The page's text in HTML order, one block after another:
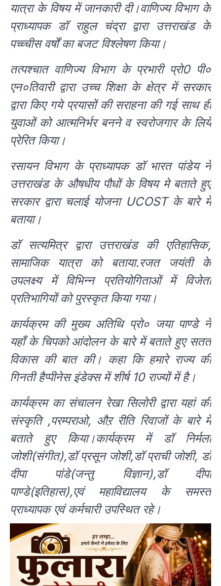
यात्रा के विषय में जानकारी दी।वाणिज्य विभाग के
प्राध्यापक डॉ राहुल चंद्रा द्वारा उत्तराखंड के
पच्च्चीस वर्षों का बजट विश्लेषण किया।
तत्पश्चात वाणिज्य विभाग के प्रभारी प्रो0 पी०
एन०तिवारी द्वारा उच्च शिक्षा के क्षेत्र में सरकार
द्वारा किए गये प्रयासों की सराहना की गई साथ ही
युवाओं को आत्मनिर्भर बनने व स्वरोजगार के लिये
प्रेरित किया।
रसायन विभाग के प्राध्यापक डॉ भारत पांडेय ने
उत्तराखंड के औषधीय पौधों के विषय मे बताते हुए
सरकार द्वारा चलाई योजना UCOST के बारे में
बताया।
डॉ सत्यमित्र द्वारा उत्तराखंड की एतिहासिक,
सामाजिक यात्रा को बताया.रजत जयंती के
उपलक्ष्य में विभिन्न प्रतियोगिताओं में विजेता
प्रतिभागियों को पुरस्कृत किया गया।
कार्यक्रम की मुख्य अतिथि प्रो० जया पाण्डे ने
यहाँ के चिपको आंदोलन के बारे में बताते हुए सतत
विकास की बात की। कहा कि हमारे राज्य की
गिनती हैप्पीनेस इंडेक्स में शीर्ष 10 राज्यों में है।
कार्यक्रम का संचालन रेखा सिलोरी द्वारा यहां की
संस्कृति ,परम्पराओ, औऱ रीति रिवाजों के बारे में
बताते हुए किया।कार्यक्रम में डॉ निर्मला
जोशी(संगीत),डॉ प्रसून जोशी,डॉ प्राची जोशी, डॉ
दीपा पांडे(जन्तु विज्ञान),डॉ दीपा
पाण्डे(इतिहास),एवं महाविद्यालय के समस्त
प्राध्यापक एवं कर्मचारी उपस्थित रहे।